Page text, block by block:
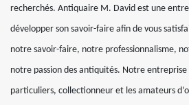
recherchés. Antiquaire M. David est une
développer son savoir-faire afin de vous
notre savoir-faire, notre professionnalisme,
notre passion des antiquités. Notre
particuliers, collectionneur et les amateurs